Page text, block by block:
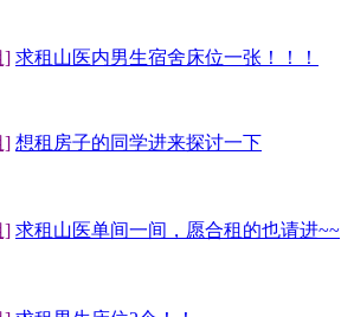
] 求租山医内男生宿舍床位一张！！！
] 想租房子的同学进来探讨一下
] 求租山医单间一间，愿合租的也请进~~